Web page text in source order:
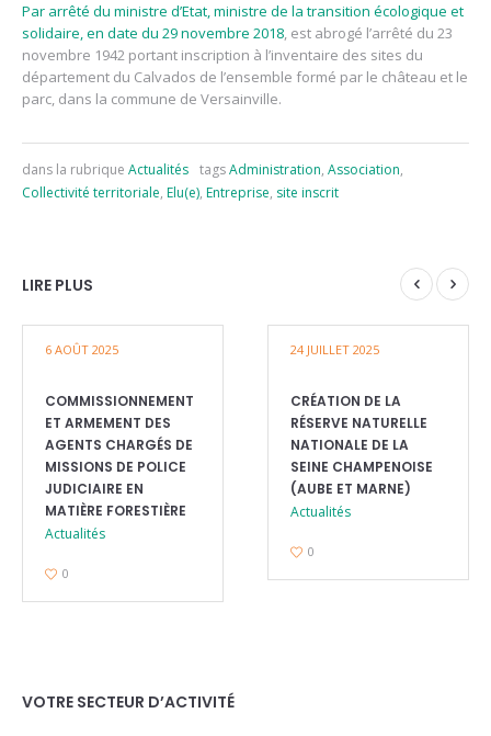
Par arrêté du ministre d’Etat, ministre de la transition écologique et
solidaire, en date du 29 novembre 2018, est abrogé l’arrêté du 23
novembre 1942 portant inscription à l’inventaire des sites du
département du Calvados de l’ensemble formé par le château et le
parc, dans la commune de Versainville.
dans la rubrique Actualités tagsAdministration, Association,
Collectivité territoriale, Elu(e), Entreprise, site inscrit
LIRE PLUS
6 AOÛT 2025
COMMISSIONNEMENT
ET ARMEMENT DES
AGENTS CHARGÉS DE
MISSIONS DE POLICE
JUDICIAIRE EN
MATIÈRE FORESTIÈRE
Actualités
0
24 JUILLET 2025
CRÉATION DE LA
RÉSERVE NATURELLE
NATIONALE DE LA
SEINE CHAMPENOISE
(AUBE ET MARNE)
Actualités
0
VOTRE SECTEUR D’ACTIVITÉ